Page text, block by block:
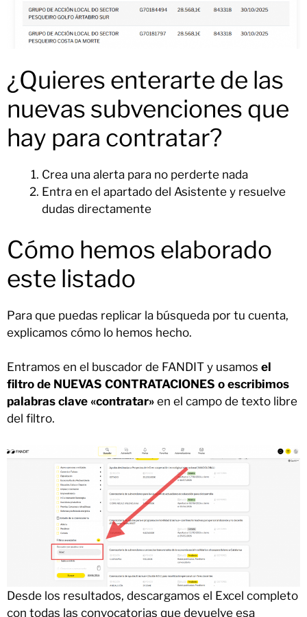
¿Quieres enterarte de las
nuevas subvenciones que
hay para contratar?
Crea una alerta para no perderte nada
Entra en el apartado del Asistente y resuelve
dudas directamente
Cómo hemos elaborado
este listado
Para que puedas replicar la búsqueda por tu cuenta,
explicamos cómo lo hemos hecho.
Entramos en el buscador de FANDIT y usamos el
filtro de NUEVAS CONTRATACIONES o escribimos
palabras clave «contratar» en el campo de texto libre
del filtro.
Desde los resultados, descargamos el Excel completo
con todas las convocatorias que devuelve esa